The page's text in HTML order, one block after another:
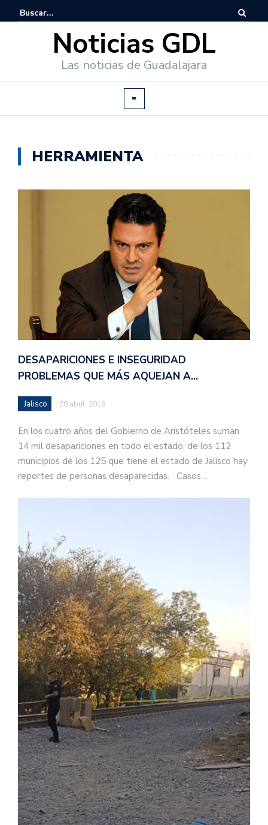
Noticias GDL
Las noticias de Guadalajara
HERRAMIENTA
DESAPARICIONES E INSEGURIDAD
PROBLEMAS QUE MÁS AQUEJAN A…
Jalisco 28 abril, 2018
En los cuatro años del Gobierno de Aristóteles suman
14 mil desapariciones en todo el estado, de los 112
municipios de los 125 que tiene el estado de Jalisco hay
reportes de personas desaparecidas. Casos…